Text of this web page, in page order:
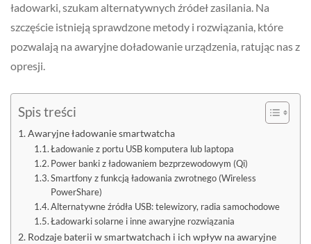
ładowarki, szukam alternatywnych źródeł zasilania. Na
szczęście istnieją sprawdzone metody i rozwiązania, które
pozwalają na awaryjne doładowanie urządzenia, ratując nas z
opresji.
Spis treści
Awaryjne ładowanie smartwatcha
Ładowanie z portu USB komputera lub laptopa
Power banki z ładowaniem bezprzewodowym (Qi)
Smartfony z funkcją ładowania zwrotnego (Wireless
PowerShare)
Alternatywne źródła USB: telewizory, radia samochodowe
Ładowarki solarne i inne awaryjne rozwiązania
Rodzaje baterii w smartwatchach i ich wpływ na awaryjne